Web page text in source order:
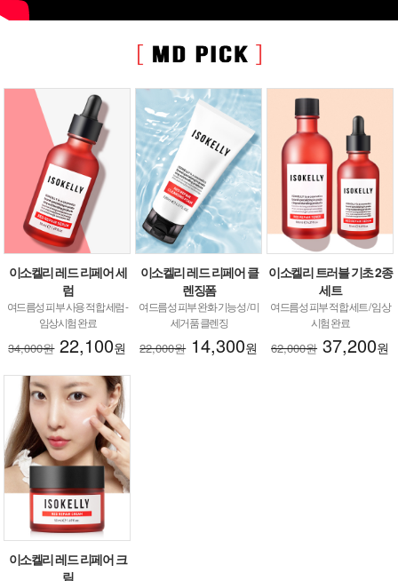
이소켈리 레드 리페어 세
럼
여드름성 피부 사용 적합 세럼 -
임상시험 완료
34,000원22,100원
이소켈리 레드 리페어 클
렌징폼
여드름성 피부 완화 기능성 / 미
세거품 클렌징
22,000원14,300원
이소켈리 트러블 기초 2종
세트
여드름성 피부 적합 세트 / 임상
시험 완료
62,000원37,200원
이소켈리 레드 리페어 크
림